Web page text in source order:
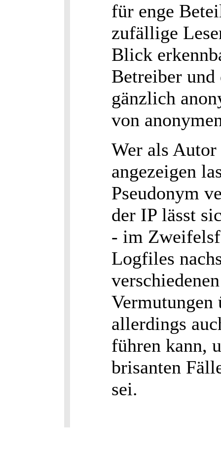
für enge
zufällige
Blick
Betreiber
gänzlich
von
Wer als
angezeigen
Pseudonym
der IP lässt
- im
Logfiles
Vermutungen
allerdings
führen kann,
brisanten
sei.